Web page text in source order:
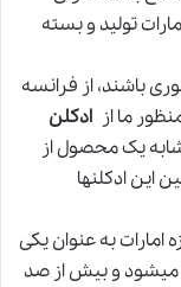
تولید و بسته
باشند، از فرانسه
ما از ادکلن
یک محصول از
این ادکلنها
امارات به عنوان یکی
میشود و بیش از صد